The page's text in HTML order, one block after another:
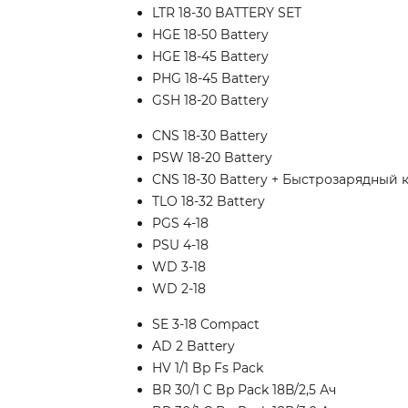
LTR 18-30 BATTERY SET
HGE 18-50 Battery
HGE 18-45 Battery
PHG 18-45 Battery
GSH 18-20 Battery
CNS 18-30 Battery
PSW 18-20 Battery
CNS 18-30 Battery + Быстрозарядный
TLO 18-32 Battery
PGS 4-18
PSU 4-18
WD 3-18
WD 2-18
SE 3-18 Compact
AD 2 Battery
HV 1/1 Bp Fs Pack
BR 30/1 C Bp Pack 18В/2,5 Ач